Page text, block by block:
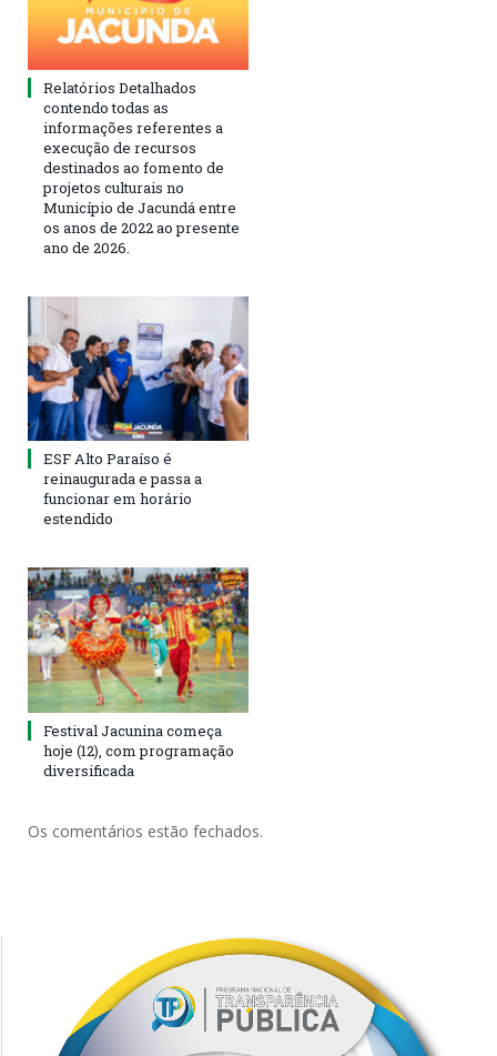
Relatórios Detalhados
contendo todas as
informações referentes a
execução de recursos
destinados ao fomento de
projetos culturais no
Município de Jacundá entre
os anos de 2022 ao presente
ano de 2026.
ESF Alto Paraíso é
reinaugurada e passa a
funcionar em horário
estendido
Festival Jacunina começa
hoje (12), com programação
diversificada
Os comentários estão fechados.